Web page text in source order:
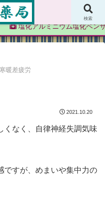
局
塩化アルミニウム塩化ベン
寒暖差疲労
2021.10.20
くなく、自律神経失調気味
ですが、めまいや集中力の
検索